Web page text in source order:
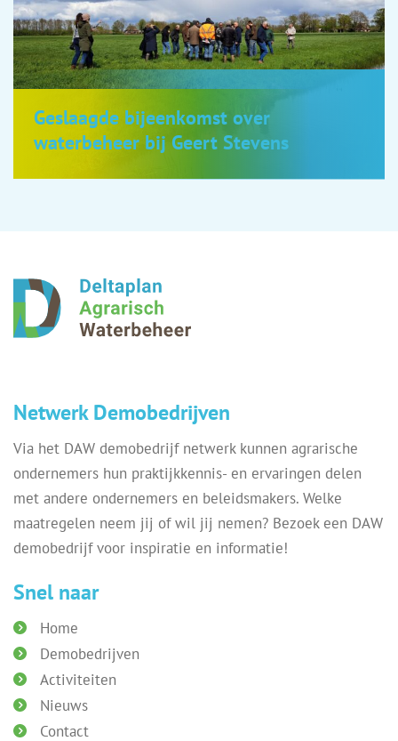
Geslaagde bijeenkomst over
waterbeheer bij Geert Stevens
Netwerk Demobedrijven
Via het DAW demobedrijf netwerk kunnen agrarische
ondernemers hun praktijkkennis- en ervaringen delen
met andere ondernemers en beleidsmakers. Welke
maatregelen neem jij of wil jij nemen? Bezoek een DAW
demobedrijf voor inspiratie en informatie!
Snel naar
Home
Demobedrijven
Activiteiten
Nieuws
Contact